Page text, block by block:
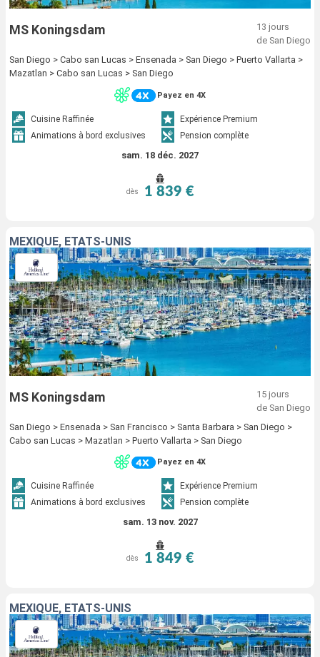
MS Koningsdam
13 jours
de San Diego
San Diego > Cabo san Lucas > Ensenada > San Diego > Puerto Vallarta >
Mazatlan > Cabo san Lucas > San Diego
Payez en 4X
Cuisine Raffinée
Expérience Premium
Animations à bord exclusives
Pension complète
sam. 18 déc. 2027
dès 1 839 €
MEXIQUE, ÉTATS-UNIS
MS Koningsdam
15 jours
de San Diego
San Diego > Ensenada > San Francisco > Santa Barbara > San Diego >
Cabo san Lucas > Mazatlan > Puerto Vallarta > San Diego
Payez en 4X
Cuisine Raffinée
Expérience Premium
Animations à bord exclusives
Pension complète
sam. 13 nov. 2027
dès 1 849 €
MEXIQUE, ÉTATS-UNIS